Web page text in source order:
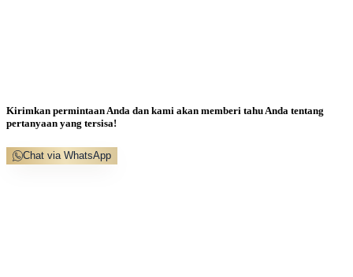
Kirimkan permintaan Anda dan kami akan memberi tahu Anda tentang
pertanyaan yang tersisa!
Chat via WhatsApp